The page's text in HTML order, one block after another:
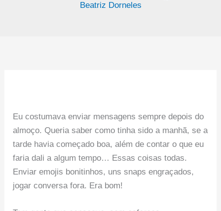
Beatriz Dorneles
Eu costumava enviar mensagens sempre depois do
almoço. Queria saber como tinha sido a manhã, se a
tarde havia começado boa, além de contar o que eu
faria dali a algum tempo… Essas coisas todas.
Enviar emojis bonitinhos, uns snaps engraçados,
jogar conversa fora. Era bom!